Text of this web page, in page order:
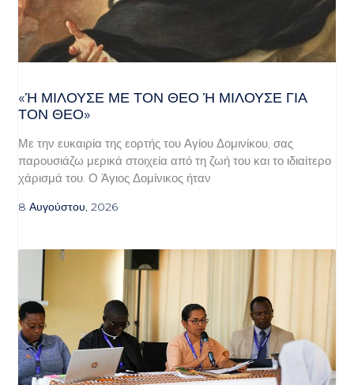
«Ή ΜΙΛΟΎΣΕ ΜΕ ΤΟΝ ΘΕΌ Ή ΜΙΛΟΎΣΕ ΓΙΑ ΤΟ
Ν ΘΕΌ»
Με την ευκαιρία της εορτής του Αγίου Δομινίκου, σας
παρουσιάζω μερικά στοιχεία από τη ζωή του και το ιδιαίτερο
χάρισμά του. Ο Άγιος Δομίνικος ήταν
8 Αυγούστου, 2026